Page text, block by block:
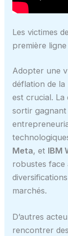
Les victimes
première ligne
Adopter une
déflation de la
est crucial. La
sortir
Meta, et IBM
robustes face
marchés.
D’autres
rencontrer